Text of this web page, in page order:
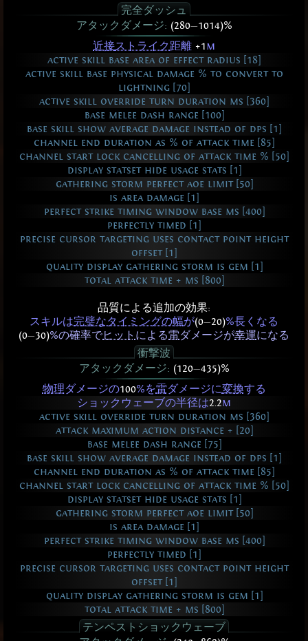
完全ダッシュ
アタックダメージ: (280—1014)%
近接ストライク距離 +1m
active skill base area of effect radius [18]
active skill base physical damage % to convert to
lightning [70]
active skill override turn duration ms [360]
base melee dash range [100]
base skill show average damage instead of dps [1]
channel end duration as % of attack time [85]
channel start lock cancelling of attack time % [50]
display statset hide usage stats [1]
gathering storm perfect aoe limit [50]
is area damage [1]
perfect strike timing window base ms [400]
perfectly timed [1]
precise cursor targeting uses contact point height
offset [1]
quality display gathering storm is gem [1]
total attack time + ms [800]
品質による追加の効果:
スキルは完璧なタイミングの幅が(0—20)%長くなる
(0—30)%の確率でヒット による雷ダメージが幸運になる
衝撃波
アタックダメージ: (120—435)%
物理ダメージの100%を雷ダメージに変換する
ショックウェーブの半径は2.2m
active skill override turn duration ms [360]
attack maximum action distance + [20]
base melee dash range [75]
base skill show average damage instead of dps [1]
channel end duration as % of attack time [85]
channel start lock cancelling of attack time % [50]
display statset hide usage stats [1]
gathering storm perfect aoe limit [50]
is area damage [1]
perfect strike timing window base ms [400]
perfectly timed [1]
precise cursor targeting uses contact point height
offset [1]
quality display gathering storm is gem [1]
total attack time + ms [800]
テンペストショックウェーブ